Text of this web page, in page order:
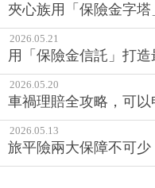
夾心族用「保險金字
2026.05.21
用「保險金信託」打
2026.05.20
車禍理賠全攻略，可
2026.05.13
旅平險兩大保障不可少